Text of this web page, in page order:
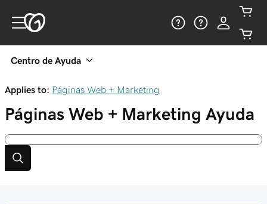
Centro de Ayuda
Applies to: Páginas Web + Marketing
Páginas Web + Marketing Ayuda